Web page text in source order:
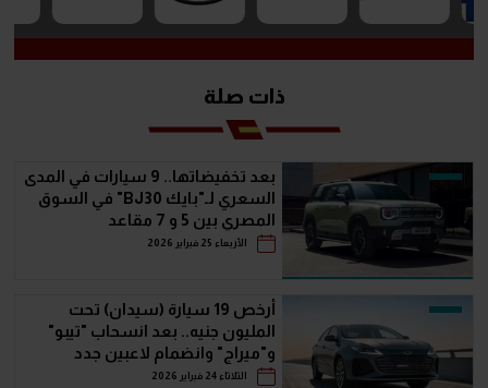
ذات صلة
بعد تخفيضاتها.. 9 سيارات في المدى
السعري لـ"بايك BJ30" في السوق
المصري بين 5 و 7 مقاعد
الأربعاء 25 فبراير 2026
أرخص 19 سيارة (سيدان) تحت
المليون جنيه.. بعد انسحاب "تيبو"
و"ميراج" وانضمام لاعبين جدد
الثلاثاء 24 فبراير 2026